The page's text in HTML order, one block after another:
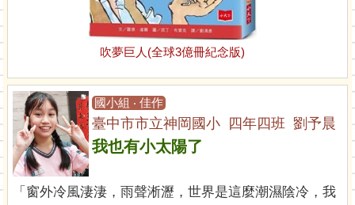
吹夢巨人(全球3億冊紀念版)
國小組 ‧ 佳作
臺中市市立神岡國小 四年四班 劉予晨
我也有小太陽了
「窗外冷風淒淒，雨聲淅瀝，世界是這麼潮濕陰冷，我